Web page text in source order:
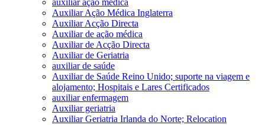
Auxiliar Ação Médica Inglaterra
Auxiliar Acção Directa
Auxiliar de ação médica
Auxiliar de Acção Directa
Auxiliar de Geriatria
auxiliar de saúde
Auxiliar de Saúde Reino Unido; suporte na viagem e
alojamento; Hospitais e Lares Certificados
auxiliar enfermagem
Auxiliar geriatria
Auxiliar Geriatria Irlanda do Norte; Relocation